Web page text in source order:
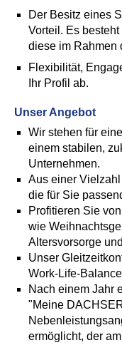
Der Besitz eines
Vorteil. Es
diese im Rahmen
Flexibilität,
Ihr Profil ab.
Unser Angebot
Wir stehen für
einem stabilen,
Unternehmen.
Aus einer
die für Sie
Profitieren Sie
wie
Altersvorsorge
Unser
Work-Life-
Nach einem Jahr
"Meine
ermöglicht, der